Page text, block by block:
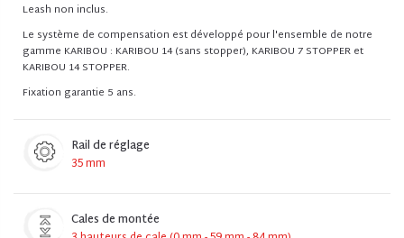
Leash non inclus.
Le système de compensation est développé pour l'ensemble de notre
gamme KARIBOU : KARIBOU 14 (sans stopper), KARIBOU 7 STOPPER et
KARIBOU 14 STOPPER.
Fixation garantie 5 ans.
Rail de réglage
35 mm
Cales de montée